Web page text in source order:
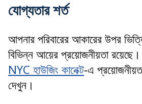
যোগ্যতার শর্ত
আপনার পরিবারের আকারের উপর
বিভিন্ন আয়ের প্রয়োজনীয়তা
NYC হাউজিং কানেক্ট-এ
দেখুন।